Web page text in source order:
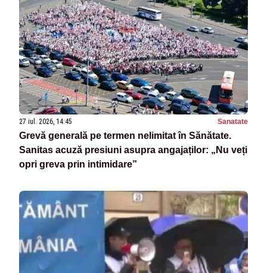
27 iul. 2026, 14:45 Sanatate
Grevă generală pe termen nelimitat în Sănătate.
Sanitas acuză presiuni asupra angajaților: „Nu veți
opri greva prin intimidare”